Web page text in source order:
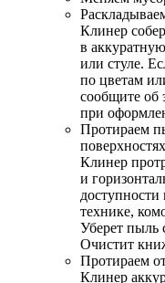
Клинер
в
или стуле.
по цветам
сообщите об
при
Протираем
поверхностях
Клинер
и
технике,
Уберет пыль
Очистит
Протираем
Клинер